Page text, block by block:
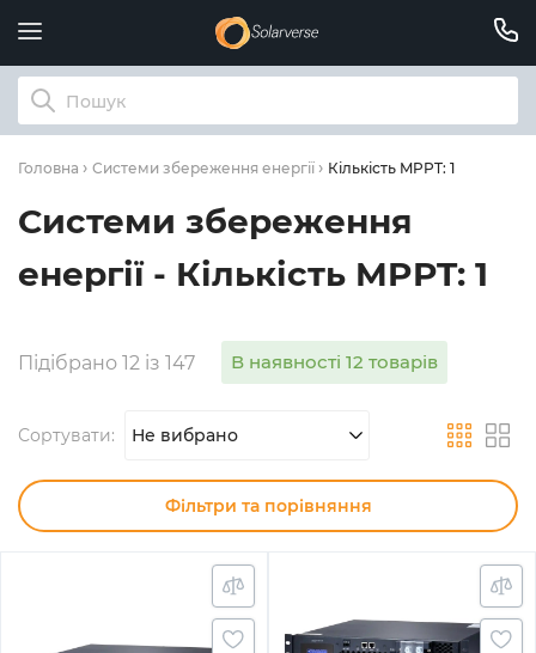
Головна Системи збереження енергії Кількість MPPT: 1
Системи збереження
енергії - Кількість MPPT: 1
Підібрано 12 із 147 В наявності 12 товарів
Сортувати: Не вибрано
Фільтри та порівняння